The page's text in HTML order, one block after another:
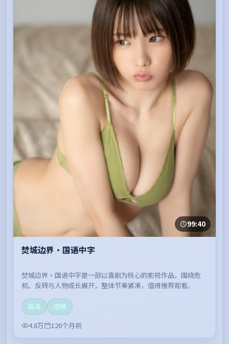
99:40
焚城边界·国语中字
焚城边界·国语中字是一部以喜剧为核心的影视作品，围绕危
机、反转与人物成长展开，整体节奏紧凑，值得推荐观看。
高清
流畅
4.8万
126个月前